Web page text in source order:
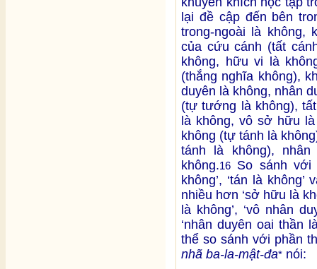
lại đề cập đến bên
trong-ngoài là không,
của cứu cánh (tất
không, hữu vi là
(thắng nghĩa không),
duyên là không, nhân
(tự tướng là không),
là không, vô sở hữu
không (tự tánh là
tánh là không),
không.16 So sánh với
không’, ‘tán là
nhiều hơn ‘sở hữu là
là không’, ‘vô nhân
‘nhân duyên oai thần
thể so sánh với phần
nhã ba-la-mật-đa* nói: